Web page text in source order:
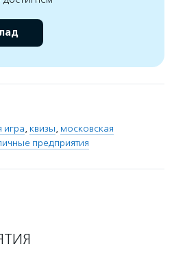
игра, квизы, московская
предприятия